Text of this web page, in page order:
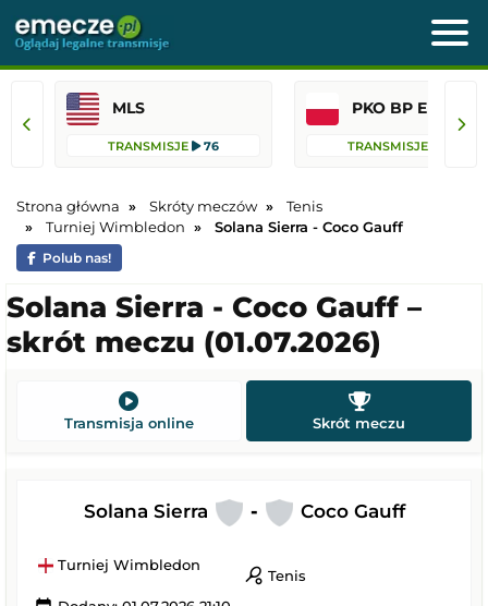
MLS
TRANSMISJE 76 TRANSMISJE
Strona główna Skróty meczów
Tenis
Turniej Wimbledon
Solana Sierra - Coco Gauff
Polub nas!
Solana Sierra - Coco Gauff –
skrót meczu (01.07.2026)
Transmisja online Skrót meczu
Solana Sierra - Coco Gauff
Turniej Wimbledon
sports_tennis Tenis